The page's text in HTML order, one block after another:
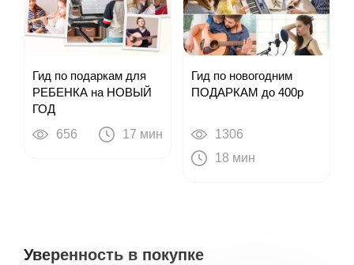
Гид по подаркам для
РЕБЕНКА на НОВЫЙ
ГОД
656
17 мин
Гид по новогодним
ПОДАРКАМ до 400р
1306
18 мин
Уверенность в покупке